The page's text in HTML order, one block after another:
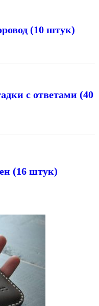
(10 штук)
с ответами (40
(16 штук)